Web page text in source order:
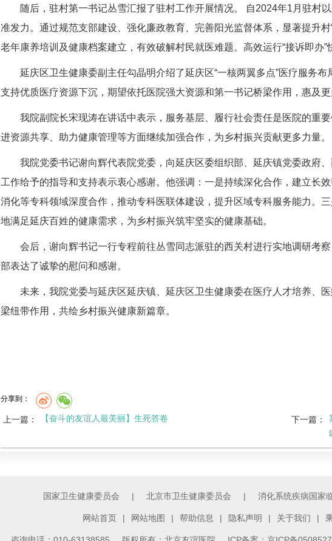
随后，驻村第一书记丛雪汇报了驻村工作开展情况。 自2024年1月驻村
准发力。通过规范支部建设、强化廉政教育、完善阳光监督体系，显著提升
老年康养培训及健康档案建立，有效破解村民就医难题。高效运行“接诉即办
延庆区卫生健康委副主任勾晶明介绍了延庆区“一核两翼多点”医疗服务
支持优质医疗资源下沉，期望依托医院强大资源和第一书记桥梁作用，惠及更
我院副院长宋现涛在讲话中表示，服务基层、履行社会责任是医院的重
进资源共享、助力健康管理等方面继续加强合作，为乡村振兴贡献更多力量。
我院党委书记谢向辉代表院党委，向延庆区委组织部、延庆镇党委政府
工作给予的指导和支持表示衷心感谢。他强调：一是持续深化合作，建立长
消化等专科领域深度合作，推动专科医联体建设，提升区域专科服务能力。
地满足延庆百姓的健康需求，为乡村振兴筑牢坚实的健康基础。
会后，谢向辉书记一行专程前往丛雪同志派驻的西关村进行实地调研考
部表达了诚挚的慰问和感谢。
未来，我院党委与延庆区延庆镇、延庆区卫生健康委在医疗人才培养、
梁纽带作用，共绘乡村振兴健康新篇章。
分享到：
上一篇： 【奋斗的友谊人最美丽】生死答卷 下一篇：
国家卫生健康委员会 | 北京市卫生健康委员会 | 消化系统疾病国家
网站首页 | 网站地图 | 帮助信息 | 隐私声明 | 关于我们 |